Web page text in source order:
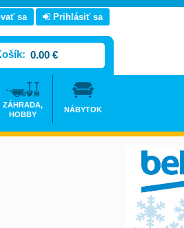
sa Prihlásiť sa
0.00 €
ZÁHRADA,
HOBBY
NÁBYTOK